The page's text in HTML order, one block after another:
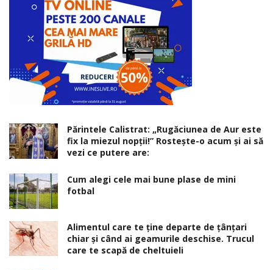
Părintele Calistrat: „Rugăciunea de Aur este
fix la miezul nopţii!” Rosteşte-o acum şi ai să
vezi ce putere are:
Cum alegi cele mai bune plase de mini
fotbal
Alimentul care te ține departe de țânțari
chiar și când ai geamurile deschise. Trucul
care te scapă de cheltuieli